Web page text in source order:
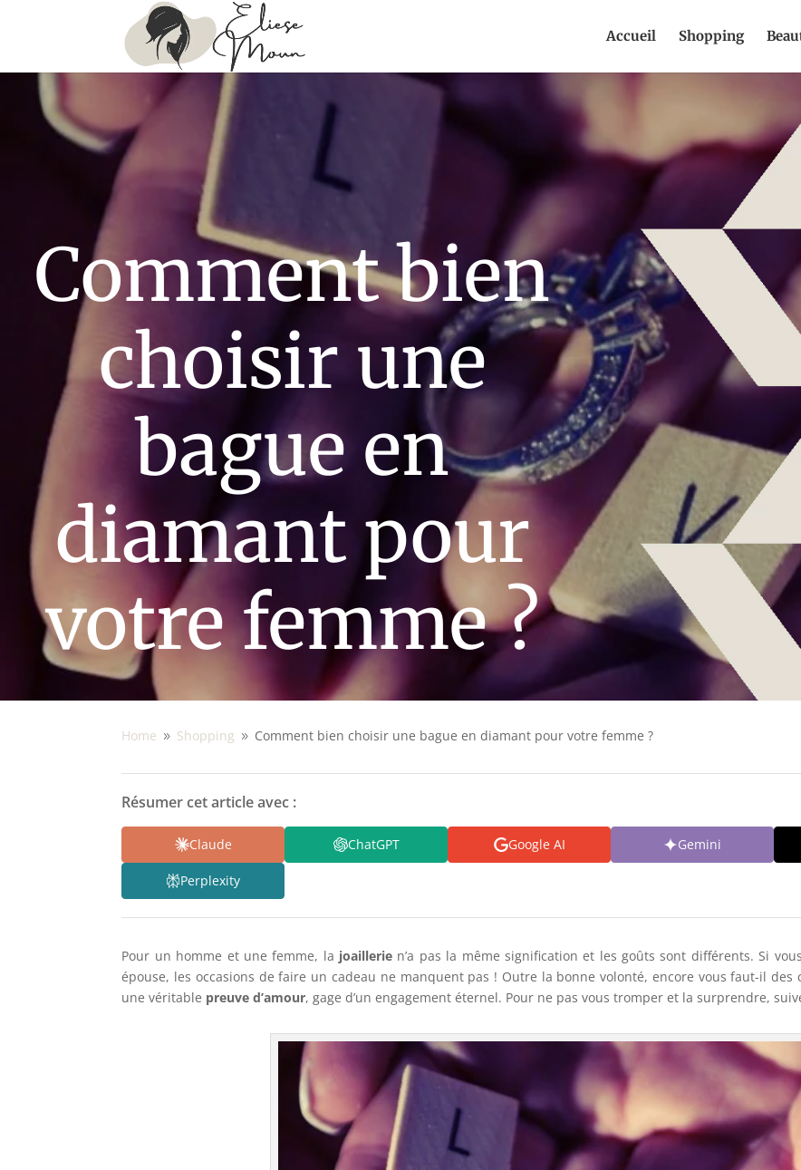
Accueil Shopping
Comment bien
choisir une
bague en
diamant pour
votre femme ?
Home 9 Shopping 9 Comment bien choisir une bague en diamant pour votre femme ?
Résumer cet article avec :
Claude ChatGPT Google AI Gemini
Perplexity
Pour un homme et une femme, la joaillerie n’a pas la même signification et les goûts sont différents. Si
épouse, les occasions de faire un cadeau ne manquent pas ! Outre la bonne volonté, encore vous faut-il
une véritable preuve d’amour, gage d’un engagement éternel. Pour ne pas vous tromper et la surprendre,